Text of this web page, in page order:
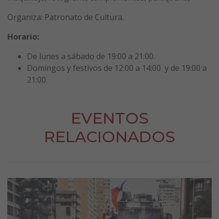
Organiza: Patronato de Cultura.
Horario:
De lunes a sábado de 19:00 a 21:00.
Domingos y festivos de 12:00 a 14:00 y de 19:00 a
21:00.
EVENTOS
RELACIONADOS